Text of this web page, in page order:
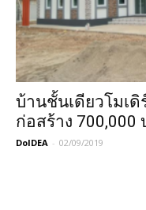
บ้านชั้นเดียวโมเ
ก่อสร้าง 700,000
DoIDEA - 02/09/2019